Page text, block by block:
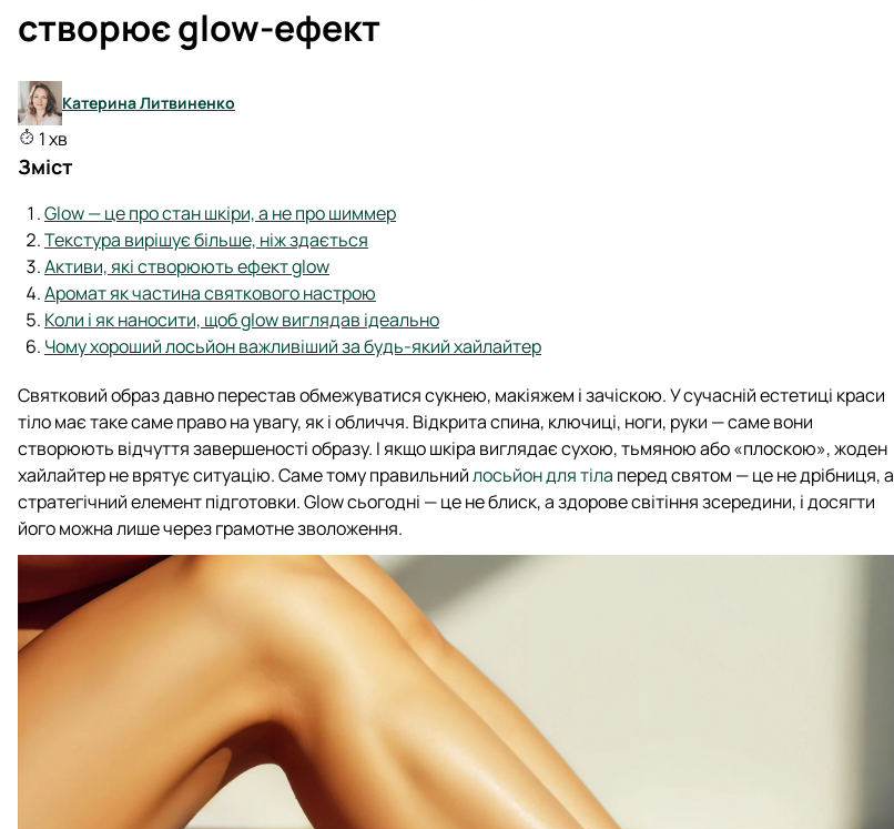
створює glow-ефект
Катерина Литвиненко
1 хв
Зміст
Glow — це про стан шкіри, а не про шиммер
Текстура вирішує більше, ніж здається
Активи, які створюють ефект glow
Аромат як частина святкового настрою
Коли і як наносити, щоб glow виглядав ідеально
Чому хороший лосьйон важливіший за будь-який хайлайтер
Святковий образ давно перестав обмежуватися сукнею, макіяжем і зачіскою. У сучасній естетиці краси
тіло має таке саме право на увагу, як і обличчя. Відкрита спина, ключиці, ноги, руки — саме вони
створюють відчуття завершеності образу. І якщо шкіра виглядає сухою, тьмяною або «плоскою», жоден
хайлайтер не врятує ситуацію. Саме тому правильнийлосьйон для тіла перед святом — це не дрібниця, а
стратегічний елемент підготовки. Glow сьогодні — це не блиск, а здорове світіння зсередини, і досягти
його можна лише через грамотне зволоження.